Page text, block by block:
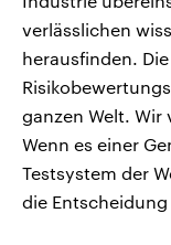
verlässlichen
herausfinden.
ganzen Welt. Wir
Wenn es einer
Testsystem der
die Entscheidung